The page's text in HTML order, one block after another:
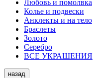
Любовь и помолвка
Колье и подвески
Анклекты и на тело
Браслеты
Золото
Серебро
ВСЕ УКРАШЕНИЯ
назад